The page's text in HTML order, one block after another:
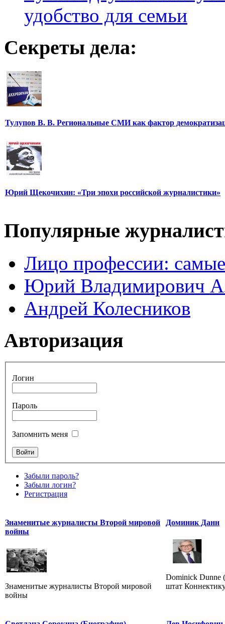
удобство для семьи
Секреты дела:
Тулупов В. В. Региональные СМИ как фактор
Юрий Щекочихин: «Три эпохи российской журналистики»
Популярные
Лицо профессии:
Юрий Владимирович
Андрей Колесников
Авторизация
Логин
Пароль
Запомнить меня
Забыли пароль?
Забыли логин?
Регистрация
Знаменитые журналисты Второй мировой
войны
Знаменитые журналисты Второй мировой
войны
Доминик Данн
Dominick Dunne
штат